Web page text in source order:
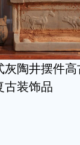
灰陶井摆件
古装饰品